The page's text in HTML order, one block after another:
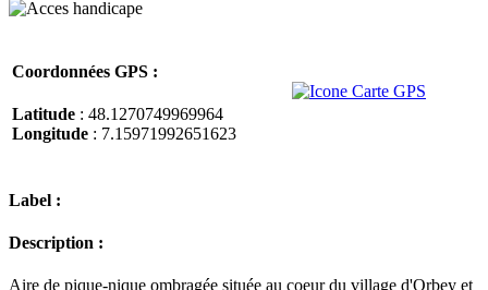
Coordonnées GPS :
Latitude : 48.1270749969964
Longitude : 7.15971992651623
Label :
Description :
Aire de pique-nique ombragée située au coeur du village d'Orbey et